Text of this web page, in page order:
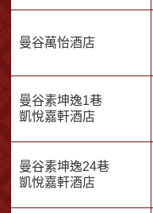
曼谷萬怡酒店
曼谷素坤逸1巷
凱悅嘉軒酒店
曼谷素坤逸24巷
凱悅嘉軒酒店